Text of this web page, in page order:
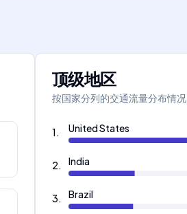
顶级地区
按国家分列的交通流量分布情况
1. United States
2. India
3. Brazil